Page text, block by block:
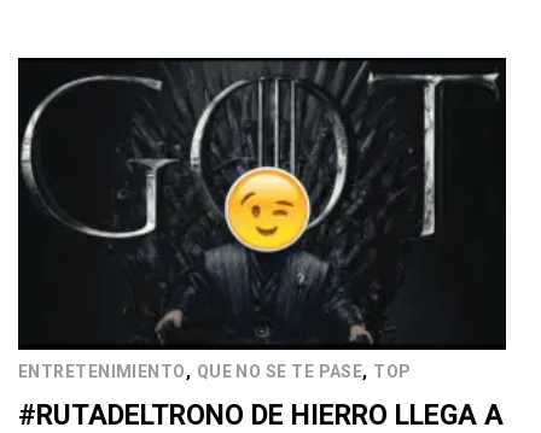
ENTRETENIMIENTO, QUE NO SE TE PASE, TOP
#RUTADELTRONO DE HIERRO LLEGA A